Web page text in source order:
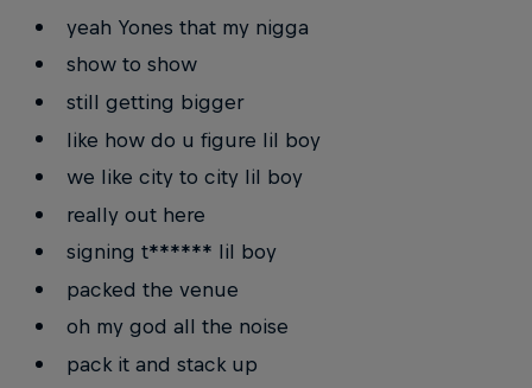
yeah Yones that my nigga
show to show
still getting bigger
like how do u figure lil boy
we like city to city lil boy
really out here
signing t****** lil boy
packed the venue
oh my god all the noise
pack it and stack up